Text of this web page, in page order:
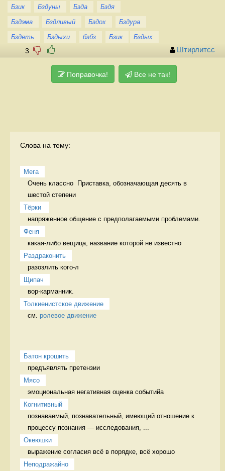
Бзик Бздуны Бзда
Бздя
Бздэма
Бздливый Бздох
Бздура
Бздеть
Бздыхи бзбз Бзик Бздых
3 Штирлитсс
Поправочка! Все не так!
Слова на тему:
Мега
Очень классно  Приставка, обозначающая десять в
шестой степени
Тёрки
напряженное общение с предполагаемыми проблемами.
Феня
какая-либо вещица, название которой не известно
Раздраконить
разозлить кого-л
Щипач
вор-карманник.
Толкиенистское движение
см. ролевое движение
Батон крошить
предъявлять претензии
Мясо
эмоциональная негативная оценка событийа
Когнитивный
познаваемый, познавательный, имеющий отношение к
процессу познания — исследования, ...
Океюшки
выражение согласия всё в порядке, всё хорошо
Неподражайно